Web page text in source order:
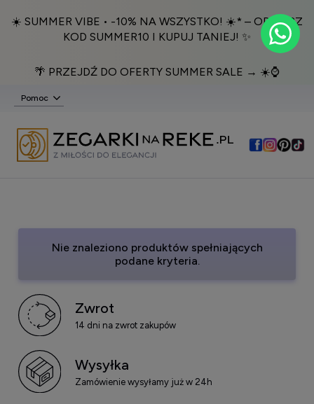
☀️ SUMMER VIBE • -10% NA WSZYSTKO! ☀️* – ODBIERZ
KOD SUMMER10 I KUPUJ TANIEJ! ✨
🌴 PRZEJDŹ DO OFERTY SUMMER SALE → ☀️⌚️
Pomoc
Nie znaleziono produktów spełniających
podane kryteria.
Zwrot
14 dni na zwrot zakupów
Wysyłka
Zamówienie wysyłamy już w 24h